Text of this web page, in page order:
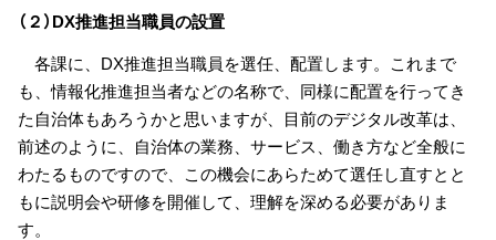
（２）DX推進担当職員の設置
各課に、DX推進担当職員を選任、配置します。これまで
も、情報化推進担当者などの名称で、同様に配置を行ってき
た自治体もあろうかと思いますが、目前のデジタル改革は、
前述のように、自治体の業務、サービス、働き方など全般に
わたるものですので、この機会にあらためて選任し直すとと
もに説明会や研修を開催して、理解を深める必要がありま
す。